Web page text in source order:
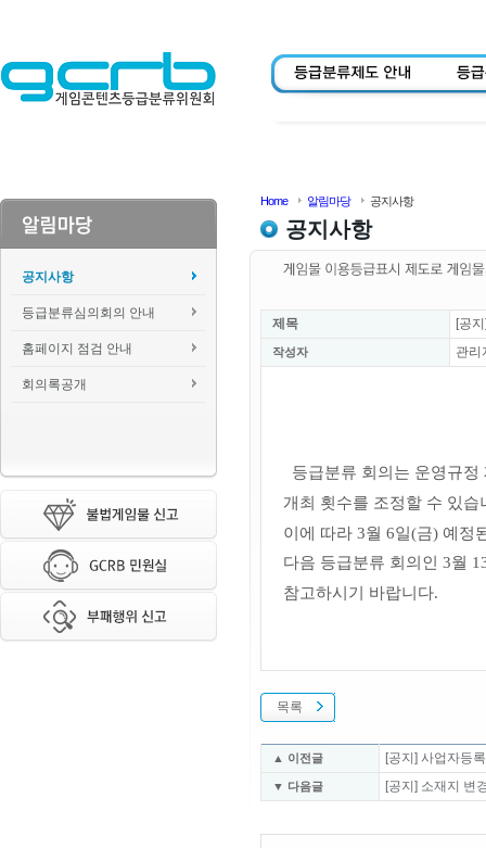
공지사항
등급분류심의회의 안내
홈페이지 점검 안내
회의록공개
Home 알림마당 공지사항
공지사항
제목 [공
작성자 관리
등급분류 회의는 운영규
개최 횟수를 조정할 수 있습
이에 따라 3월 6일(금)예정
다음 등급분류 회의인 3월
참고하시기 바랍니다.
목록
▲ 이전글 [공지] 사업자등
▼ 다음글 [공지] 소재지 변